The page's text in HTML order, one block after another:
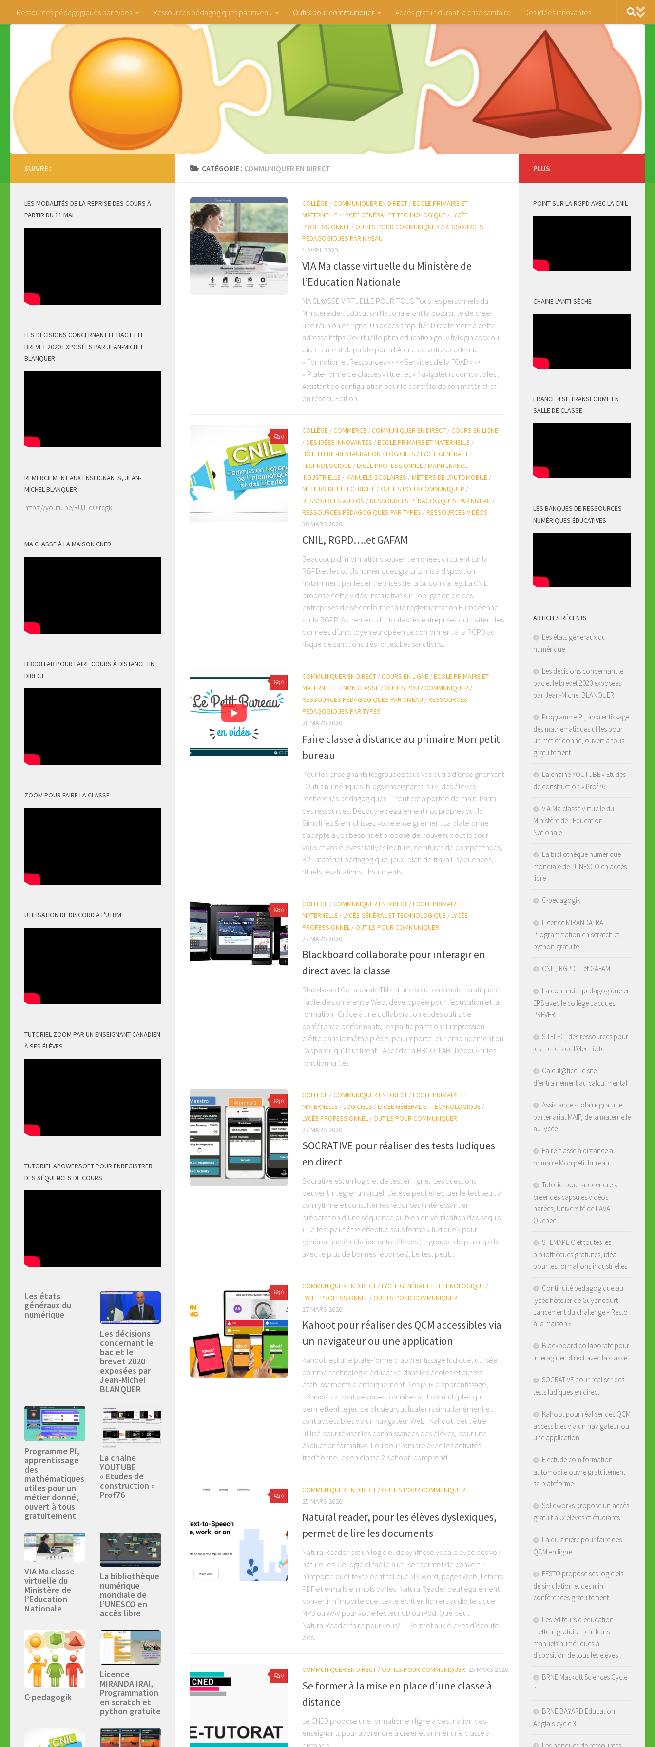
Skip to content
Ressources pédagogiques par types Ressources pédagogiques par niveau Outils pour communiquer Accés gratuit durant la crise sanitaire Des idées innovantes
CATÉGORIE : COMMUNIQUER EN DIRECT
COLLÈGE /COMMUNIQUER EN DIRECT /ECOLE PRIMAIRE ET
MATERNELLE /LYCÉE GÉNÉRAL ET TECHNOLOGIQUE /LYCÉE
PROFESSIONNEL /OUTILS POUR COMMUNIQUER /RESSOURCES
PÉDAGOGIQUES PAR NIVEAU
1 AVRIL 2020
VIA Ma classe virtuelle du Ministère de
l’Education Nationale
MA CL@SSE VIRTUELLE POUR TOUS Tous les personnels du
Ministère de l’Education Nationale ont la possibilité de créer
une réunion en ligne. Un accès simplifié : Directement à cette
adresse https://cvirtuelle.phm.education.gouv.fr/login.aspx ou
directement depuis le portail Arena de votre académie :
« Formation et Ressources » -> « Services de la FOAD » ->
« Plate-forme de classes virtuelles » Navigateurs compatibles :
Assistant de configuration pour le contrôle de son matériel et
du réseau Edition...
0
COLLÈGE /COMMERCE /COMMUNIQUER EN DIRECT /COURS EN LIGNE
/DES IDÉES INNOVANTES /ECOLE PRIMAIRE ET MATERNELLE /
HÔTELLERIE-RESTAURATION /LOGICIELS /LYCÉE GÉNÉRAL ET
TECHNOLOGIQUE /LYCÉE PROFESSIONNEL /MAINTENANCE
INDUSTRIELLE /MANUELS SCOLAIRES /MÉTIERS DE L'AUTOMOBILE /
MÉTIERS DE L'ÉLECTRICITÉ /OUTILS POUR COMMUNIQUER /
RESSOURCES AUDIOS /RESSOURCES PÉDAGOGIQUES PAR NIVEAU /
RESSOURCES PÉDAGOGIQUES PAR TYPES /RESSOURCES VIDÉOS
30 MARS 2020
CNIL, RGPD….et GAFAM
Beaucoup d’informations souvent erronées circulent sur la
RGPD et les outils numériques gratuits mis à disposition
notamment par les entreprises de la Silicon Valley. La CNIL
propose cette vidéo instructive sur l’obligation de ces
entreprises de se conformer à la réglementation Européenne
sur la RGPR. Autrement dit, toutes les entreprises qui traitent les
données d’un citoyen européen se conforment à la RGPD au
risque de sanctions très fortes. Les sanctions...
0
COMMUNIQUER EN DIRECT /COURS EN LIGNE /ECOLE PRIMAIRE ET
MATERNELLE /NON CLASSÉ /OUTILS POUR COMMUNIQUER /
RESSOURCES PÉDAGOGIQUES PAR NIVEAU /RESSOURCES
PÉDAGOGIQUES PAR TYPES
28 MARS 2020
Faire classe à distance au primaire Mon petit
bureau
Pour les enseignants Regroupez tous vos outils d’enseignement
: Outils numériques, blogs enseignants, suivi des élèves,
recherches pédagogiques… tout est à portée de main. Parmi
ces ressources, Découvrez également nos propres outils.
Simplifiez & enrichissez votre enseignement La plateforme
s’adapte à vos besoins et propose de nouveaux outils pour
vous et vos élèves : rallyes lecture, ceintures de compétences,
B2i, matériel pédagogique, jeux, plan de travail, séquences,
rituels, évaluations, documents...
0
COLLÈGE /COMMUNIQUER EN DIRECT /ECOLE PRIMAIRE ET
MATERNELLE /LYCÉE GÉNÉRAL ET TECHNOLOGIQUE /LYCÉE
PROFESSIONNEL /OUTILS POUR COMMUNIQUER
27 MARS 2020
Blackboard collaborate pour interagir en
direct avec la classe
Blackboard CollaborateTM est une solution simple, pratique et
fiable de conférence Web, développée pour l’éducation et la
formation. Grâce à une collaboration et des outils de
conférence performants, les participants ont l’impression
d’être dans la même pièce, peu importe leur emplacement ou
l’appareil qu’ils utilisent. Accéder à BBCOLLAB Découvrir les
fonctionnalités
0
COLLÈGE /COMMUNIQUER EN DIRECT /ECOLE PRIMAIRE ET
MATERNELLE /LOGICIELS /LYCÉE GÉNÉRAL ET TECHNOLOGIQUE /
LYCÉE PROFESSIONNEL /OUTILS POUR COMMUNIQUER
27 MARS 2020
SOCRATIVE pour réaliser des tests ludiques
en direct
Socrative est un logiciel de test en ligne. Les questions
peuvent intégrer un visuel. L’élève peut effectuer le test seul, à
son rythme et consulter les réponses ( intéressant en
préparation d’une séquence ou bien en vérification des acquis
). Le test peut être effectué sous forme « ludique » pour
générer une émulation entre élèves (le groupe de plus rapide
avec le plus de bonnes réponses). Le test peut...
0
COMMUNIQUER EN DIRECT /LYCÉE GÉNÉRAL ET TECHNOLOGIQUE /
LYCÉE PROFESSIONNEL /OUTILS POUR COMMUNIQUER
27 MARS 2020
Kahoot pour réaliser des QCM accessibles via
un navigateur ou une application
Kahoot! est une plate-forme d’apprentissage ludique, utilisée
comme technologie éducative dans les écoles et autres
établissements d’enseignement. Ses jeux d’apprentissage,
« Kahoots », sont des questionnaires à choix multiples qui
permettent le jeu de plusieurs utilisateurs simultanément et
sont accessibles via un navigateur Web . Kahoot! peut être
utilisé pour réviser les connaissances des élèves, pour une
évaluation formative 1 ou pour rompre avec les activités
traditionnelles en classe 2 Kahoot! comprend...
0
COMMUNIQUER EN DIRECT /OUTILS POUR COMMUNIQUER
25 MARS 2020
Natural reader, pour les élèves dyslexiques,
permet de lire les documents
NaturalReader est un logiciel de synthèse vocale avec des voix
naturelles. Ce logiciel facile à utiliser permet de convertir
n’importe quel texte écrit tel que MS Word, pages Web, fichiers
PDF et e-mails en mots parlés. NaturalReader peut également
convertir n’importe quel texte écrit en fichiers audio tels que
MP3 ou WAV pour votre lecteur CD ou iPod. Que peut
NaturalReader faire pour vous? 1. Permet aux élèves d’écouter
des...
0
COMMUNIQUER EN DIRECT /OUTILS POUR COMMUNIQUER 25 MARS 2020
Se former à la mise en place d’une classe à
distance
Le CNED propose une formation en ligne à destination des
enseignants pour apprendre à créer et animer une classe à
distance.
SUIVRE :
LES MODALITÉS DE LA REPRISE DES COURS À
PARTIR DU 11 MAI
LES DÉCISIONS CONCERNANT LE BAC ET LE
BREVET 2020 EXPOSÉES PAR JEAN-MICHEL
BLANQUER
REMERCIEMENT AUX ENSEIGNANTS, JEAN-
MICHEL BLANQUER
https://youtu.be/RUJLdOlrcgk
MA CLASSE À LA MAISON CNED
BBCOLLAB POUR FAIRE COURS À DISTANCE EN
DIRECT
ZOOM POUR FAIRE LA CLASSE
UTILISATION DE DISCORD À L'UTBM
TUTORIEL ZOOM PAR UN ENSEIGNANT CANADIEN
À SES ÉLÈVES
TUTORIEL APOWERSOFT POUR ENREGISTRER
DES SÉQUENCES DE COURS
Les états
généraux du
numérique
Les décisions
concernant le
bac et le
brevet 2020
exposées par
Jean-Michel
BLANQUER
Programme PI,
apprentissage
des
mathématiques
utiles pour un
métier donné,
ouvert à tous
gratuitement
La chaine
YOUTUBE
« Etudes de
construction »
Prof76
VIA Ma classe
virtuelle du
Ministère de
l’Education
Nationale
La bibliothèque
numérique
mondiale de
l’UNESCO en
accès libre
C-pedagogik
Licence
MIRANDA IRAI,
Programmation
en scratch et
python gratuite
PLUS
POINT SUR LA RGPD AVEC LA CNIL
CHAINE L'ANTI-SÈCHE
FRANCE 4 SE TRANSFORME EN
SALLE DE CLASSE
LES BANQUES DE RESSOURCES
NUMÉRIQUES ÉDUCATIVES
ARTICLES RÉCENTS
Les états généraux du
numérique
Les décisions concernant le
bac et le brevet 2020 exposées
par Jean-Michel BLANQUER
Programme PI, apprentissage
des mathématiques utiles pour
un métier donné, ouvert à tous
gratuitement
La chaine YOUTUBE « Etudes
de construction » Prof76
VIA Ma classe virtuelle du
Ministère de l’Education
Nationale
La bibliothèque numérique
mondiale de l’UNESCO en accès
libre
C-pedagogik
Licence MIRANDA IRAI,
Programmation en scratch et
python gratuite
CNIL, RGPD….et GAFAM
La continuité pédagogique en
EPS avec le collège Jacques
PREVERT
SITELEC, des ressources pour
les métiers de l’électricité
Calcul@tice, le site
d’entrainement au calcul mental
Assistance scolaire gratuite,
partenariat MAIF, de la maternelle
au lycée
Faire classe à distance au
primaire Mon petit bureau
Tutoriel pour apprendre à
créer des capsules vidéos
narées, Université de LAVAL,
Quebec
SHEMAPLIC et toutes les
bibliothèques gratuites, idéal
pour les formations industrielles
Continuité pédagogique au
lycée hôtelier de Guyancourt :
Lancement du challenge « Resto
à la maison »
Blackboard collaborate pour
interagir en direct avec la classe
SOCRATIVE pour réaliser des
tests ludiques en direct
Kahoot pour réaliser des QCM
accessibles via un navigateur ou
une application
Electude.com formation
automobile ouvre gratuitement
sa plateforme
Solidworks propose un accès
gratuit aux élèves et étudiants
La quizinière pour faire des
QCM en ligne
FESTO propose ses logiciels
de simulation et des mini
confèrences gratuitement
Les éditeurs d’éducation
mettent gratuitement leurs
manuels numériques à
disposition de tous les élèves
BRNE Maskott Sciences Cycle
4
BRNE BAYARD Education
Anglais cycle 3